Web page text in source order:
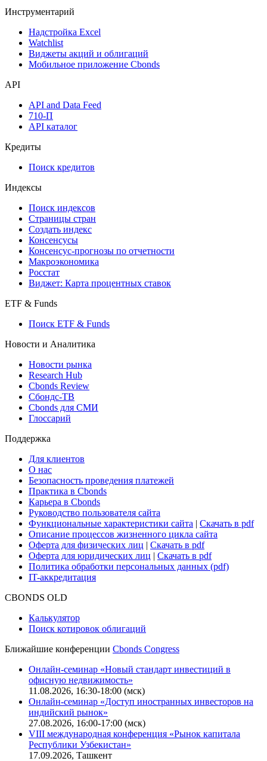
Инструментарий
Надстройка Excel
Watchlist
Виджеты акций и облигаций
Мобильное приложение Cbonds
API
API and Data Feed
710-П
API каталог
Кредиты
Поиск кредитов
Индексы
Поиск индексов
Страницы стран
Создать индекс
Консенсусы
Консенсус-прогнозы по отчетности
Макроэкономика
Росстат
Виджет: Карта процентных ставок
ETF & Funds
Поиск ETF & Funds
Новости и Аналитика
Новости рынка
Research Hub
Cbonds Review
Сбондс-ТВ
Cbonds для СМИ
Глоссарий
Поддержка
Для клиентов
О нас
Безопасность проведения платежей
Практика в Cbonds
Карьера в Cbonds
Руководство пользователя сайта
Функциональные характеристики сайта | Скачать в pdf
Описание процессов жизненного цикла сайта
Оферта для физических лиц | Скачать в pdf
Оферта для юридических лиц | Скачать в pdf
Политика обработки персональных данных (pdf)
IT-аккредитация
CBONDS OLD
Калькулятор
Поиск котировок облигаций
Ближайшие конференции Cbonds Congress
Онлайн-семинар «Новый стандарт инвестиций в
офисную недвижимость»
11.08.2026, 16:30-18:00 (мск)
Онлайн-семинар «Доступ иностранных инвесторов на
индийский рынок»
27.08.2026, 16:00-17:00 (мск)
VIII международная конференция «Рынок капитала
Республики Узбекистан»
17.09.2026, Ташкент